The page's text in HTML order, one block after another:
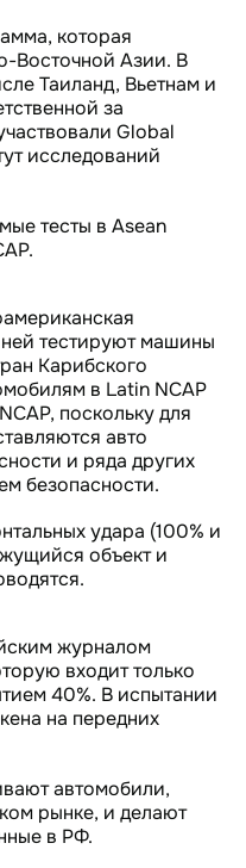
которая
Восточной Азии. В
Таиланд, Вьетнам и
за
Global
исследований
тесты в Asean
тестируют машины
Карибского
в Latin NCAP
поскольку для
авто
и ряда других
безопасности.
удара (100% и
объект и
журналом
входит только
40%. В испытании
на передних
автомобили,
рынке, и делают
в РФ.